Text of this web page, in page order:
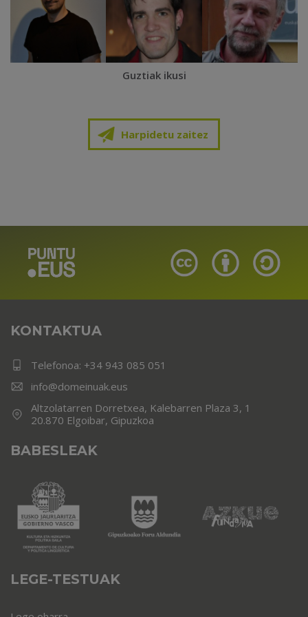
Guztiak ikusi
Harpidetu zaitez
KONTAKTUA
Telefonoa: +34 943 085 051
info@domeinuak.eus
Altzolatarren Dorretxea, Kalebarren Plaza 3, 1
20.870 Elgoibar, Gipuzkoa
BABESLEAK
LEGE-TESTUAK